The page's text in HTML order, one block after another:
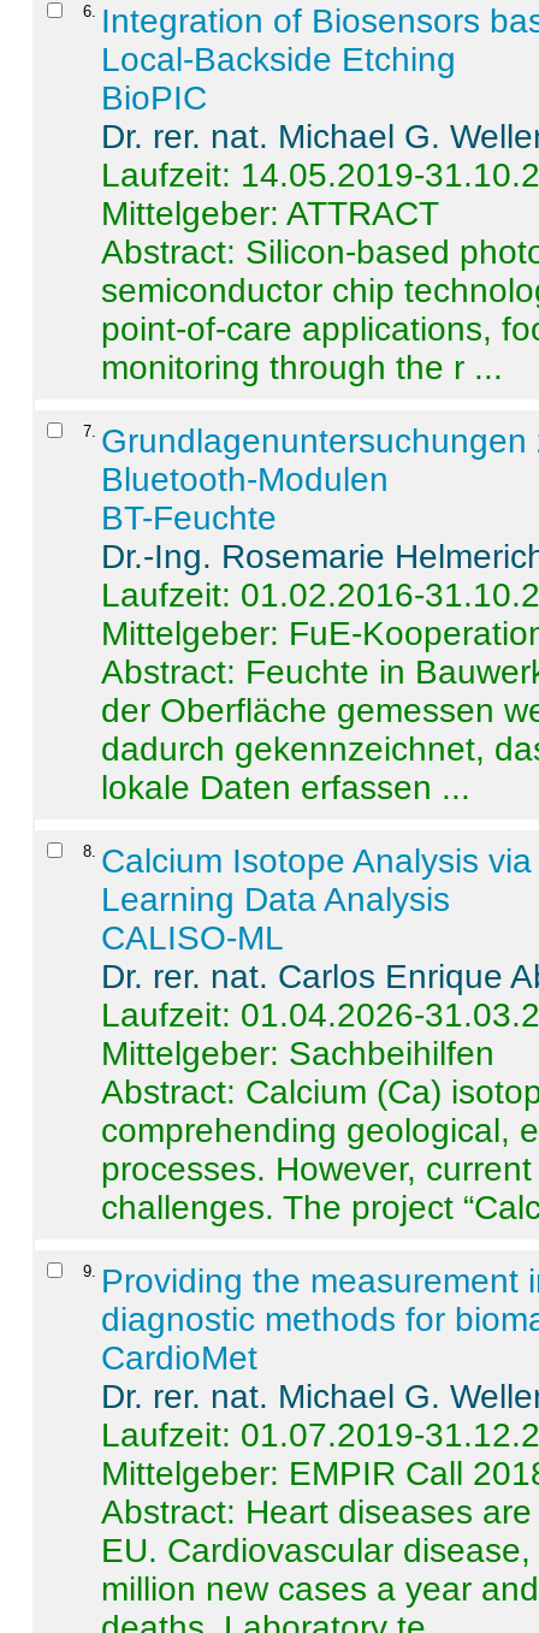
6
Integration of Biosensors
Local-Backside Etching
BioPIC
Dr. rer. nat. Michael G.
Laufzeit: 14.05.2019-
Mittelgeber: ATTRACT
Abstract: Silicon-based
semiconductor chip
point-of-care applications,
monitoring through the r ...
7
Bluetooth-Modulen
BT-Feuchte
Dr.-Ing. Rosemarie
Laufzeit: 01.02.2016-
Mittelgeber: FuE-
Abstract: Feuchte in
der Oberfläche gemessen
dadurch gekennzeichnet,
lokale Daten erfassen ...
8 Calcium Isotope Analysis
Learning Data Analysis
CALISO-ML
Dr. rer. nat. Carlos Enrique
Laufzeit: 01.04.2026-
Mittelgeber: Sachbeihilfen
Abstract: Calcium (Ca)
comprehending geological,
processes. However,
challenges. The project
9
Providing the measurement
diagnostic methods for
CardioMet
Dr. rer. nat. Michael G.
Laufzeit: 01.07.2019-
Mittelgeber: EMPIR Call
Abstract: Heart diseases
EU. Cardiovascular
million new cases a year